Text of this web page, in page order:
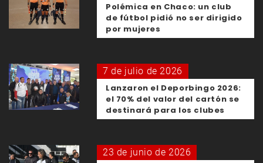
Polémica en Chaco: un club
de fútbol pidió no ser dirigido
por mujeres
7 de julio de 2026
Lanzaron el Deporbingo 2026:
el 70% del valor del cartón se
destinará para los clubes
23 de junio de 2026